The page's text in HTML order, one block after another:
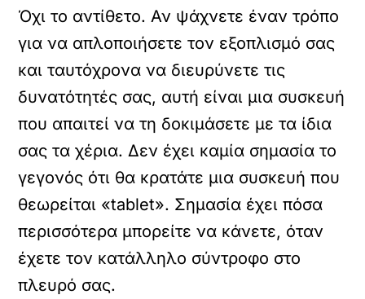
Όχι το αντίθετο. Αν ψάχνετε έναν τρόπο
για να απλοποιήσετε τον εξοπλισμό σας
και ταυτόχρονα να διευρύνετε τις
δυνατότητές σας, αυτή είναι μια συσκευή
που απαιτεί να τη δοκιμάσετε με τα ίδια
σας τα χέρια. Δεν έχει καμία σημασία το
γεγονός ότι θα κρατάτε μια συσκευή που
θεωρείται «tablet». Σημασία έχει πόσα
περισσότερα μπορείτε να κάνετε, όταν
έχετε τον κατάλληλο σύντροφο στο
πλευρό σας.